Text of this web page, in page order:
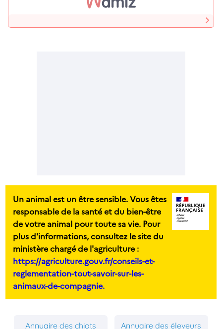
Un animal est un être sensible. Vous êtes
responsable de la santé et du bien-être
de votre animal pour toute sa vie. Pour
plus d'informations, consultez le site du
ministère chargé de l'agriculture :
https://agriculture.gouv.fr/conseils-et-
reglementation-tout-savoir-sur-les-
animaux-de-compagnie.
Annuaire des chiots Annuaire des éleveurs